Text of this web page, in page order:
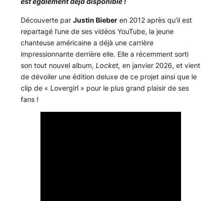
Découverte par Justin Bieberen 2012 après qu’il est
repartagé l’une de ses vidéos YouTube, la jeune
chanteuse américaine a déjà une carrière
impressionnante derrière elle. Elle a récemment sorti
son tout nouvel album, Locket, en janvier 2026, et vient
de dévoiler une édition deluxe de ce projet ainsi que le
clip de « Lovergirl » pour le plus grand plaisir de ses
fans !